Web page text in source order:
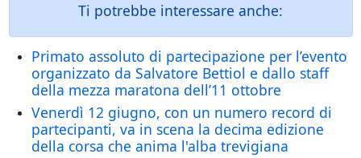
Ti potrebbe interessare anche:
Primato assoluto di partecipazione per l’evento
organizzato da Salvatore Bettiol e dallo staff
della mezza maratona dell’11 ottobre
Venerdì 12 giugno, con un numero record di
partecipanti, va in scena la decima edizione
della corsa che anima l'alba trevigiana